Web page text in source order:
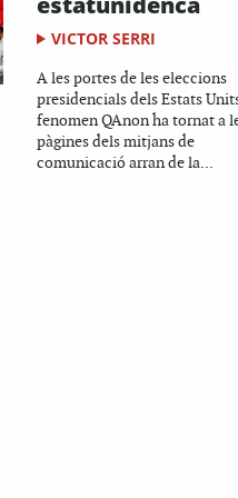
VICTOR SERRI
A les portes de les eleccions
presidencials dels Estats
fenomen QAnon ha tornat a
pàgines dels mitjans de
comunicació arran de la...